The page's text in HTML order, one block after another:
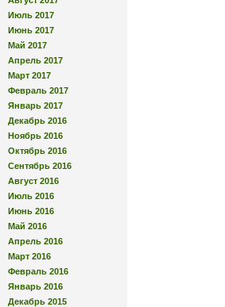
Июль 2017
Июнь 2017
Май 2017
Апрель 2017
Март 2017
Февраль 2017
Январь 2017
Декабрь 2016
Ноябрь 2016
Октябрь 2016
Сентябрь 2016
Август 2016
Июль 2016
Июнь 2016
Май 2016
Апрель 2016
Март 2016
Февраль 2016
Январь 2016
Декабрь 2015